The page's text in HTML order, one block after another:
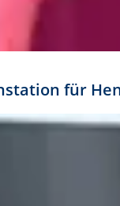
für